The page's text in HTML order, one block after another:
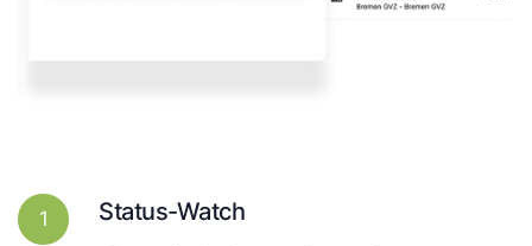
1 Status-Watch